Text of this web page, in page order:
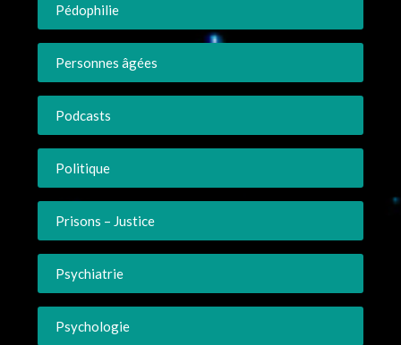
Pédophilie
Personnes âgées
Podcasts
Politique
Prisons – Justice
Psychiatrie
Psychologie